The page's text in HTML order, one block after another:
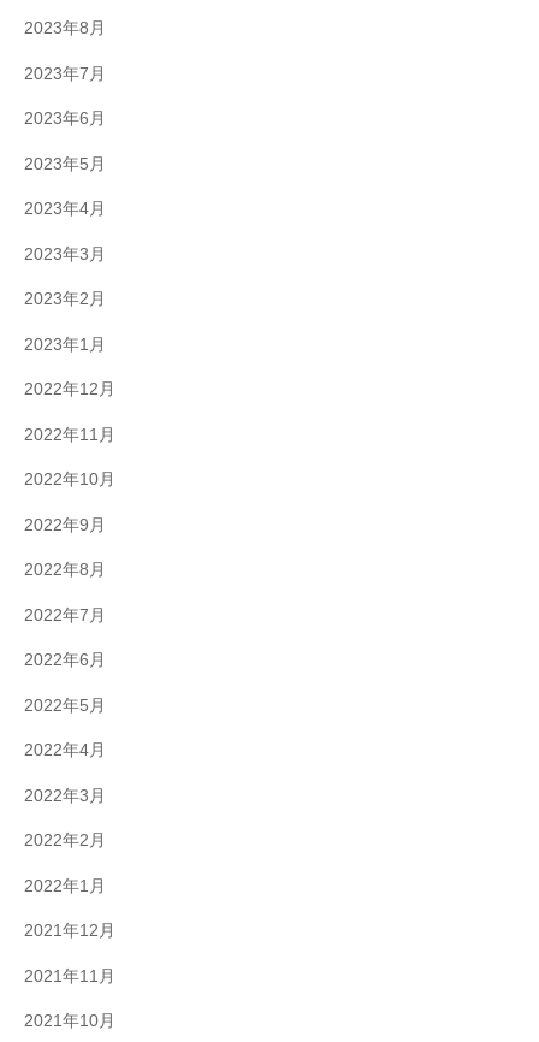
2023年8月
2023年7月
2023年6月
2023年5月
2023年4月
2023年3月
2023年2月
2023年1月
2022年12月
2022年11月
2022年10月
2022年9月
2022年8月
2022年7月
2022年6月
2022年5月
2022年4月
2022年3月
2022年2月
2022年1月
2021年12月
2021年11月
2021年10月